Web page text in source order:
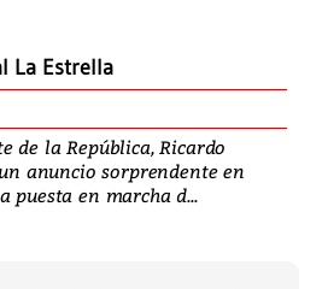
La Estrella
de la República, Ricardo
anuncio sorprendente en
puesta en marcha d...